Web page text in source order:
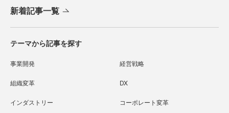
新着記事一覧
テーマから記事を探す
事業開発 経営戦略
組織変革 DX
インダストリー コーポレート変革